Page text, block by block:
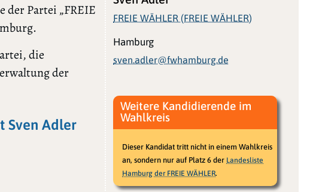
der Partei „FREIE
die
der
Sven Adler
FREIE WÄHLER (FREIE WÄHLER)
Hamburg
sven.adler@fwhamburg.de
Weitere Kandidierende im
Wahlkreis
Dieser Kandidat tritt nicht in einem Wahlkreis
an, sondern nur auf Platz 6 der Landesliste
Hamburg der FREIE WÄHLER.